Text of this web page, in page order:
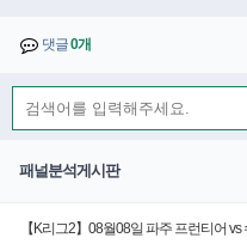
댓글0개
패널분석게시판
【K리그2】08월08일 파주 프런티어